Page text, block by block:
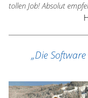
tollen Job! Absolut
„Die